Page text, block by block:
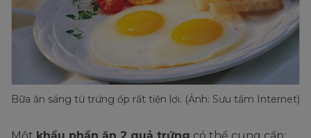
Bữa ăn sáng từ trứng ốp rất tiện lợi. (Ảnh: Sưu tầm Internet)